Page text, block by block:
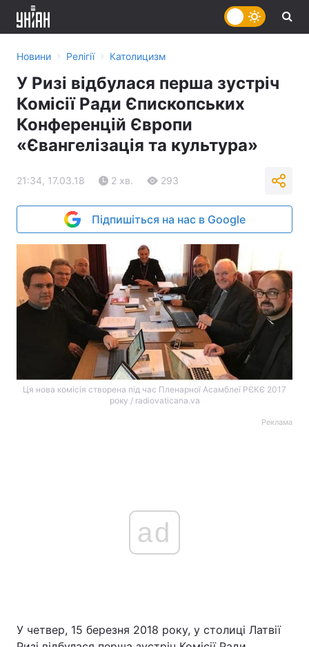
Новини › Релігії › Католицизм
У Ризі відбулася перша зустріч
Комісії Ради Єпископських
Конференцій Європи
«Євангелізація та культура»
21:34, 17.03.18 2 хв. 293
Підпишіться на нас в Google
Ця нова комісія створена під час Пленарної Асамблеї РЄКЄ 2017
року / radiovaticana.va
Реклама
ad
У четвер, 15 березня 2018 року, у столиці Латвії